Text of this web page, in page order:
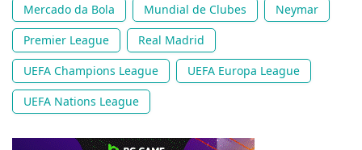
Mercado da Bola
Mundial de Clubes
Neymar
Premier League
Real Madrid
UEFA Champions League
UEFA Europa League
UEFA Nations League